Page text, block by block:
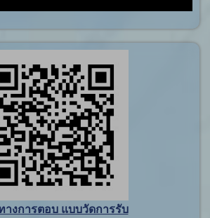
างการตอบ แบบวัดการรับ